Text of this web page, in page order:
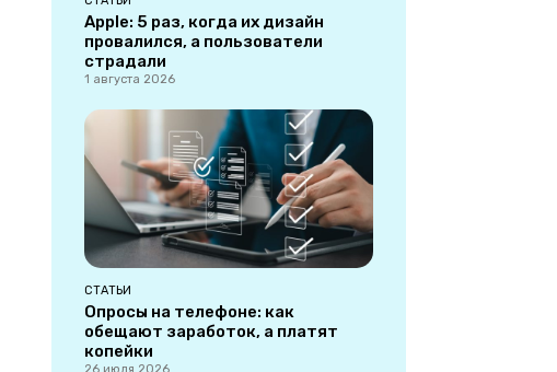
Apple: 5 раз, когда их дизайн
провалился, а пользователи
страдали
1 августа 2026
СТАТЬИ
Опросы на телефоне: как
обещают заработок, а платят
копейки
26 июля 2026